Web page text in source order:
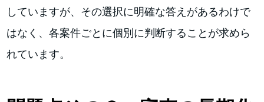
していますが、その選択に明確な答えがあるわけで
はなく、各案件ごとに個別に判断することが求めら
れています。